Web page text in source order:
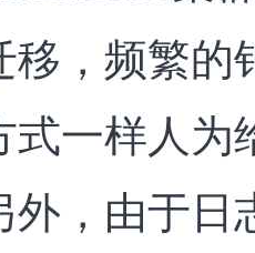
移，频繁的
式一样人为
外，由于日